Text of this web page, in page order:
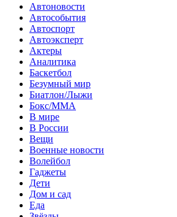
Автоновости
Автособытия
Автоспорт
Автоэксперт
Актеры
Аналитика
Баскетбол
Безумный мир
Биатлон/Лыжи
Бокс/MMA
В мире
В России
Вещи
Военные новости
Волейбол
Гаджеты
Дети
Дом и сад
Еда